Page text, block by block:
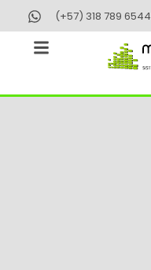
contenido
(+57) 318 789 6544